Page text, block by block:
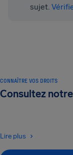
sujet.
CONNAÎTRE VOS DROITS
Consultez
Lire plus